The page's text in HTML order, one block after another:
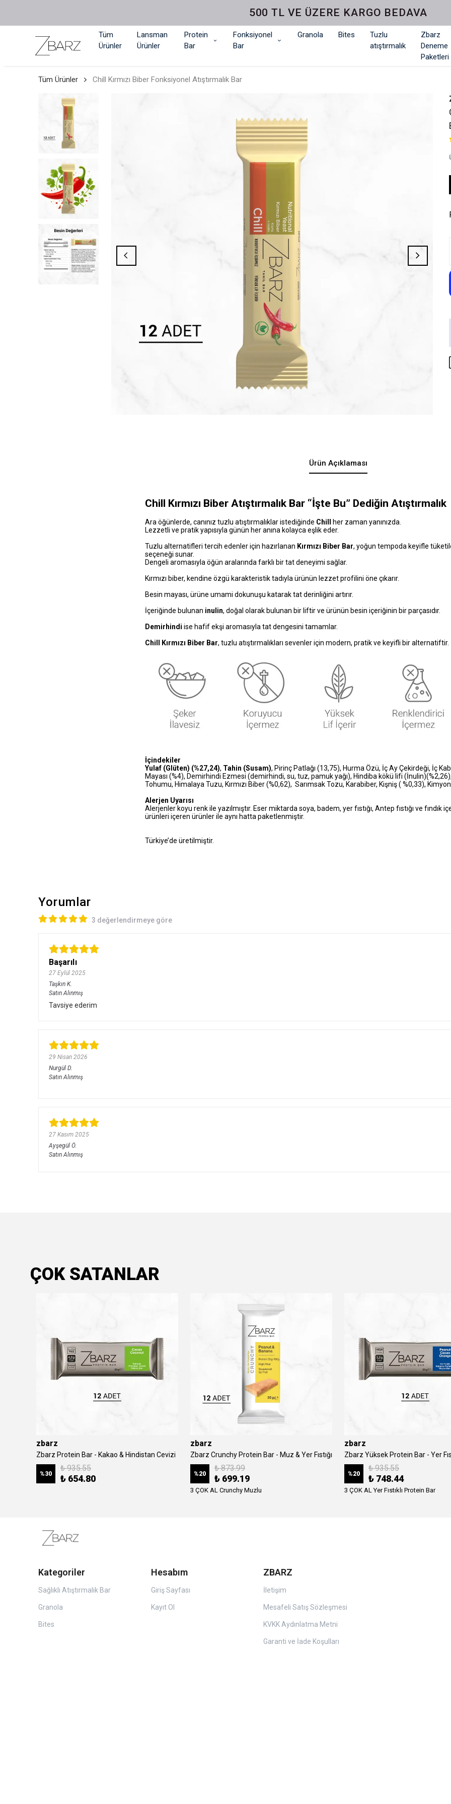
500 TL VE ÜZERE KARGO BEDAVA
Tüm
Ürünler
Lansman
Ürünler
Protein
Bar
Fonksiyonel
Bar
Granola Bites
Tuzlu
atıştırmalık
Zbarz
Deneme
Paketleri
Tüm Ürünler Chill Kırmızı Biber Fonksiyonel Atıştırmalık Bar
Ürün Açıklaması
Chill Kırmızı Biber Atıştırmalık Bar “İşte Bu” Dediğin Atıştırmalık
Ara öğünlerde, canınız tuzlu atıştırmalıklar istediğinde Chill
her zaman yanınızda.
Lezzetli ve pratik yapısıyla günün her anına kolayca eşlik eder.
Tuzlu alternatifleri tercih edenler için hazırlanan Kırmızı Biber Bar, yoğun tempoda keyifle
seçeneği sunar.
Dengeli aromasıyla öğün aralarında farklı bir tat deneyimi sağlar.
Kırmızı biber, kendine özgü karakteristik tadıyla ürünün lezzet profilini öne çıkarır.
Besin mayası, ürüne umami dokunuşu katarak tat derinliğini artırır.
İçeriğinde bulunan inulin, doğal olarak bulunan bir liftir ve ürünün besin içeriğinin bir parçasıdır.
Demirhindi ise hafif ekşi aromasıyla tat dengesini tamamlar.
Chill Kırmızı Biber Bar, tuzlu atıştırmalıkları sevenler için modern, pratik ve keyifli bir alternatiftir.
İçindekiler
Yulaf (Glüten) (%27,24), Tahin (Susam), Pirinç Patlağı (13,75), Hurma Özü, İç Ay Çekirdeği, İç
Mayası (%4), Demirhindi Ezmesi (demirhindi, su, tuz, pamuk yağı), Hindiba kökü lifi
Tohumu, Himalaya Tuzu, Kırmızı Biber (%0,62), Sarımsak Tozu, Karabiber, Kişniş ( %0,33),
Alerjen Uyarısı
Alerjenler koyu renk ile yazılmıştır. Eser miktarda soya, badem, yer fıstığı, Antep fıstığı ve fındık
ürünleri içeren ürünler ile aynı hatta paketlenmiştir.
Türkiye’de üretilmiştir.
Yorumlar
3 değerlendirmeye göre
Başarılı
27 Eylül 2025
Taşkın K.
Satın Alınmış
Tavsiye ederim
29 Nisan 2026
Nurgül D.
Satın Alınmış
27 Kasım 2025
Ayşegül Ö.
Satın Alınmış
ÇOK SATANLAR
zbarz
Zbarz Protein Bar - Kakao & Hindistan Cevizi
%30
₺ 935.55
₺ 654.80
zbarz
Zbarz Crunchy Protein Bar - Muz & Yer Fıstığı
%20
₺ 873.99
₺ 699.19
3 ÇOK AL Crunchy Muzlu
zbarz
%20
₺ 935.55
₺ 748.44
3 ÇOK AL Yer Fıstıklı Protein Bar
Kategoriler
Sağlıklı Atıştırmalık Bar
Granola
Bites
Hesabım
Giriş Sayfası
Kayıt Ol
ZBARZ
İletişim
Mesafeli Satış Sözleşmesi
KVKK Aydınlatma Metni
Garanti ve İade Koşulları